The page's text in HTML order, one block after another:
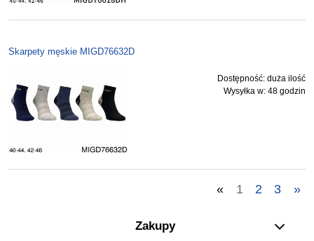
Skarpety męskie MIGD76632D
Dostępność: duża ilość
Wysyłka w: 48 godzin
« 1 2 3 »
Zakupy